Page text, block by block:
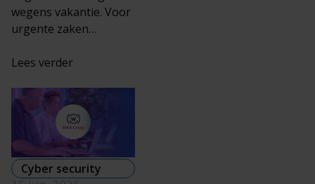
wegens vakantie. Voor
urgente zaken…
Lees verder
Cyber security